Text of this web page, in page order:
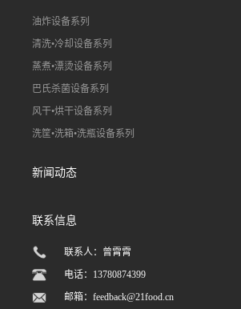
油炸设备系列
清洗•冷却设备系列
蒸煮•漂烫设备系列
巴氏杀菌设备系列
风干•烘干设备系列
洗筐•洗箱•洗瓶设备系列
新闻动态
联系信息
联系人：曾霄霄
电话：13780874399
邮箱：feedback@21food.cn